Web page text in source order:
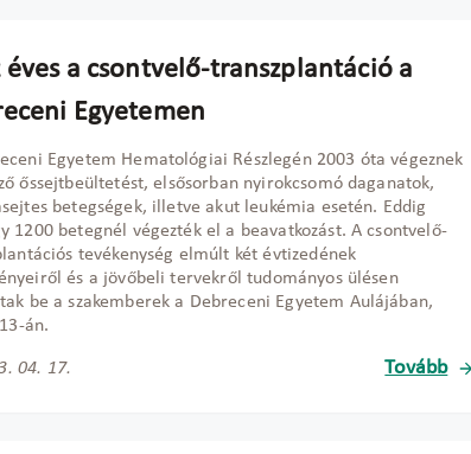
éves a csontvelő-transzplantáció a
Egyetemen
Egyetem Hematológiai Részlegén 2003 óta végeznek
őssejtbeültetést, elsősorban nyirokcsomó daganatok,
betegségek, illetve akut leukémia esetén. Eddig
1200 betegnél végezték el a beavatkozást. A csontvelő-
tevékenység elmúlt két évtizedének
és a jövőbeli tervekről tudományos ülésen
be a szakemberek a Debreceni Egyetem Aulájában,
án.
04. 17. Tovább